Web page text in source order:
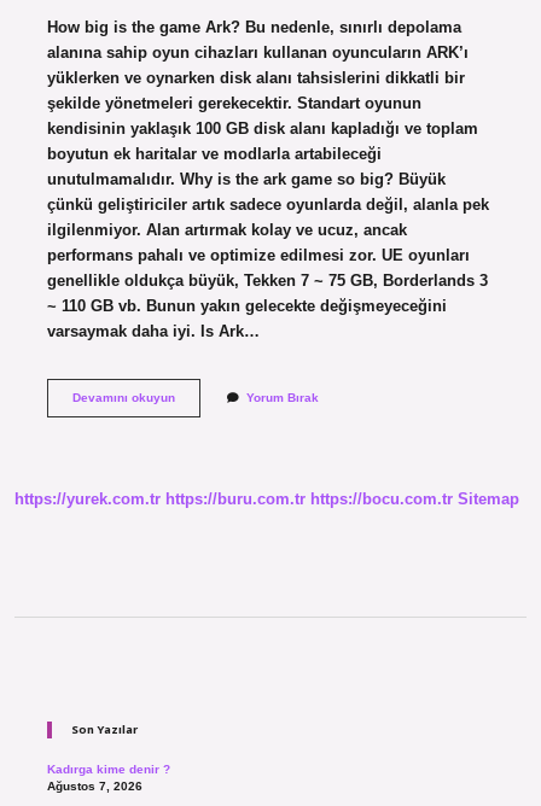
How big is the game Ark? Bu nedenle, sınırlı depolama
alanına sahip oyun cihazları kullanan oyuncuların ARK’ı
yüklerken ve oynarken disk alanı tahsislerini dikkatli bir
şekilde yönetmeleri gerekecektir. Standart oyunun
kendisinin yaklaşık 100 GB disk alanı kapladığı ve toplam
boyutun ek haritalar ve modlarla artabileceği
unutulmamalıdır. Why is the ark game so big? Büyük
çünkü geliştiriciler artık sadece oyunlarda değil, alanla pek
ilgilenmiyor. Alan artırmak kolay ve ucuz, ancak
performans pahalı ve optimize edilmesi zor. UE oyunları
genellikle oldukça büyük, Tekken 7 ~ 75 GB, Borderlands 3
~ 110 GB vb. Bunun yakın gelecekte değişmeyeceğini
varsaymak daha iyi. Is Ark…
Devamını okuyunIs
Yorum Bırak
https://yurek.com.tr https://buru.com.tr https://bocu.com.tr Sitemap
Son Yazılar
Kadırga kime denir ?
Ağustos 7, 2026